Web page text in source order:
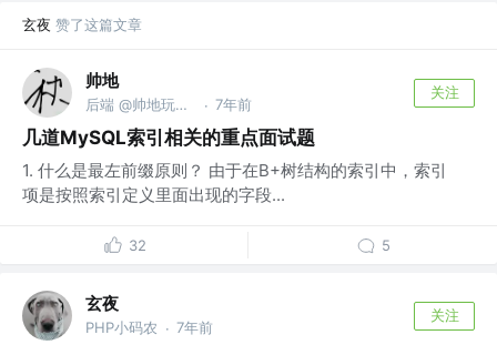
玄夜 赞了这篇文章
帅地
后端 @帅地玩编程 · 7年前
关注
几道MySQL索引相关的重点面试题
1. 什么是最左前缀原则？ 由于在B+树结构的索引中，索引
项是按照索引定义里面出现的字段...
32 5
玄夜
PHP小码农 · 7年前
关注